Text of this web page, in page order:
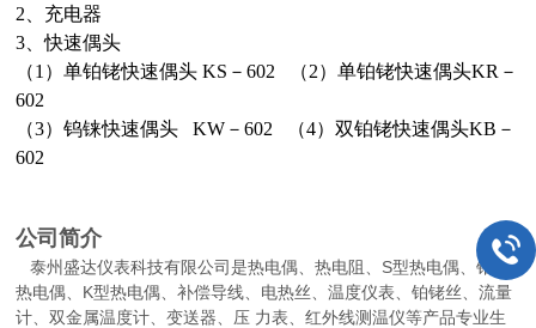
2、充电器
3、快速偶头
（1）单铂铑快速偶头 KS－602 （2）单铂铑快速偶头KR－
602
（3）钨铼快速偶头 KW－602 （4）双铂铑快速偶头KB－
602
公司简介
泰州盛达仪表科技有限公司是热电偶、热电阻、S型热电偶、铂铑
热电偶、K型热电偶、补偿导线、电热丝、温度仪表、铂铑丝、流量
计、双金属温度计、变送器、压 力表、红外线测温仪等产品专业生